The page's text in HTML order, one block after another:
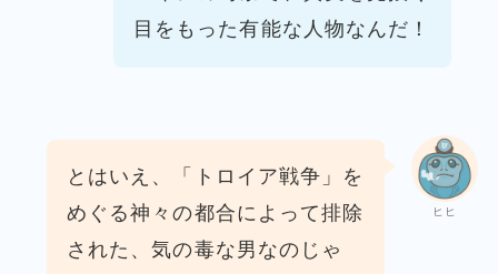
目をもった有能な人物なんだ！
ヒヒ
とはいえ、「トロイア戦争」を
めぐる神々の都合によって排除
された、気の毒な男なのじゃ